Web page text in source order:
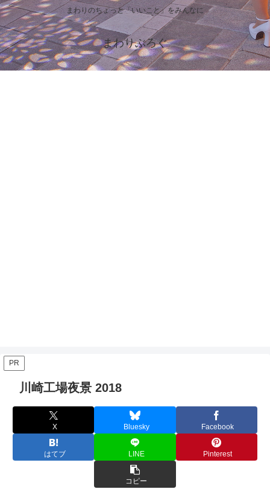
まわりのちょっと「いいこと」をみんなに
まわりぶろぐ
PR
川崎工場夜景 2018
X Bluesky Facebook
はてブ LINE Pinterest
コピー